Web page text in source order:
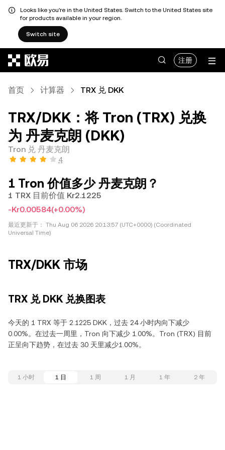
Looks like you're in the United States. Switch to the United States site
for products available in your region.
Switch site
注册
首页 计算器 TRX 兑 DKK
TRX/DKK：将 Tron (TRX) 兑换
为 丹麦克朗 (DKK)
Tron 兑 丹麦克朗
4
1 Tron 价值多少 丹麦克朗？
1 TRX 目前价值 Kr2.1225
-Kr0.00584(+0.00%)
最近更新于： Thu Aug 06 2026 20:13:57 (UTC+0000) (Coordinated
Universal Time)
TRX/DKK 市场
TRX 兑 DKK 兑换图表
今天的 1 TRX 等于 2.1225 DKK，过去 24 小时内向下减少
0.00%。在过去一周里，Tron 向下减少 1.00%。Tron (TRX) 目前
正呈向下趋势，在过去 30 天里减少1.00%。
1 小时 1 日 1 周 1 月 1 年 2 年